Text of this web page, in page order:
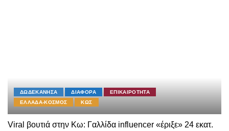
ΔΩΔΕΚΑΝΗΣΑ ΔΙΑΦΟΡΑ
ΕΠΙΚΑΙΡΟΤΗΤΑ
ΕΛΛΑΔΑ-ΚΟΣΜΟΣ
ΚΩΣ
Viral βουτιά στην Κω: Γαλλίδα influencer «έριξε» 24 εκατ.